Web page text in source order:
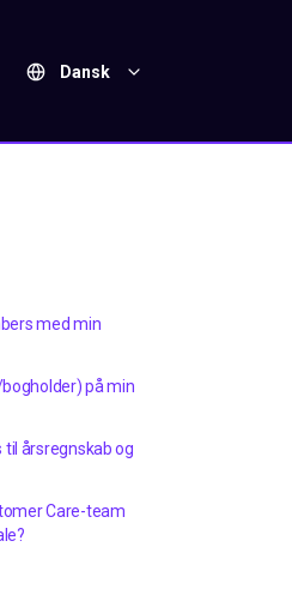
Dansk
med min
på min
til årsregnskab og
Care-team